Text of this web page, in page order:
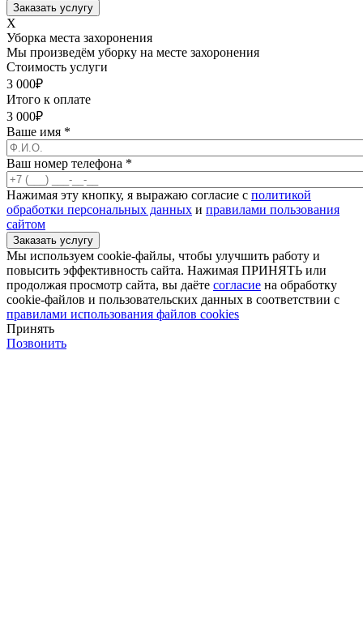
X
Уборка места захоронения
Мы произведём уборку на месте захоронения
Стоимость услуги
3 000₽
Итого к оплате
3 000₽
Ваше имя *
Ваш номер телефона *
Нажимая эту кнопку, я выражаю согласие с политикой
обработки персональных данных и правилами пользования
сайтом
Мы используем cookie-файлы, чтобы улучшить работу и
повысить эффективность сайта. Нажимая ПРИНЯТЬ или
продолжая просмотр сайта, вы даёте согласие на обработку
cookie-файлов и пользовательских данных в соответствии с
правилами использования файлов cookies
Принять
Позвонить